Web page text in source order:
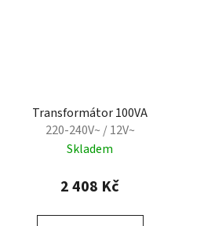
Transformátor 100VA
220-240V~ / 12V~
Skladem
2 408 Kč